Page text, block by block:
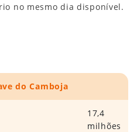
no mesmo dia disponível.
do Camboja
17,4
milhões